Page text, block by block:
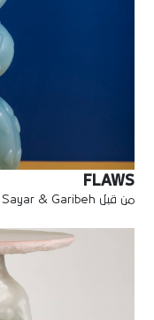
FLAWS
من قبل Sayar & Garibeh